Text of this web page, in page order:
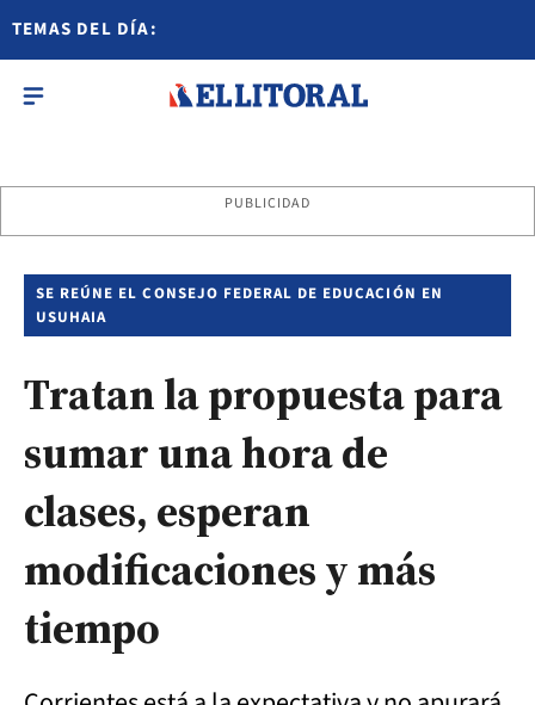
TEMAS DEL DÍA:
PUBLICIDAD
SE REÚNE EL CONSEJO FEDERAL DE EDUCACIÓN EN
USUHAIA
Tratan la propuesta para
sumar una hora de
clases, esperan
modificaciones y más
tiempo